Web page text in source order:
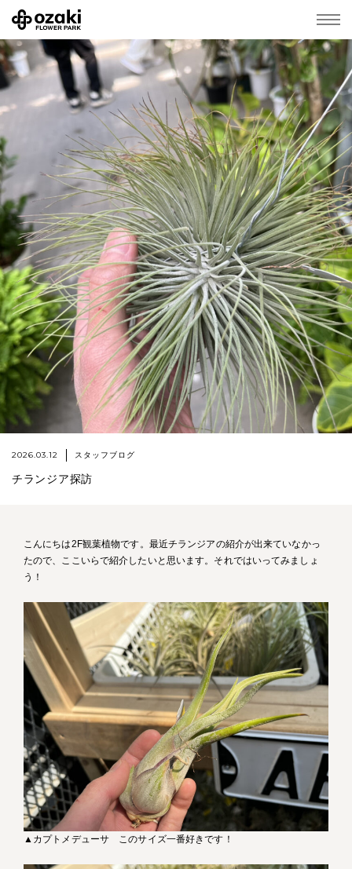
2026.03.12 スタッフブログ
チランジア探訪
こんにちは2F観葉植物です。最近チランジアの紹介が出来ていなかっ
たので、ここいらで紹介したいと思います。それではいってみましょ
う！
▲カプトメデューサ このサイズ一番好きです！